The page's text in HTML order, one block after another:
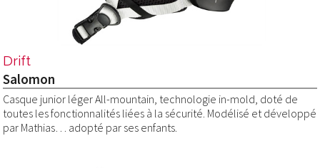
Drift
Salomon
Casque junior léger All-mountain, technologie in-mold, doté de
toutes les fonctionnalités liées à la sécurité. Modélisé et développé
par Mathias… adopté par ses enfants.